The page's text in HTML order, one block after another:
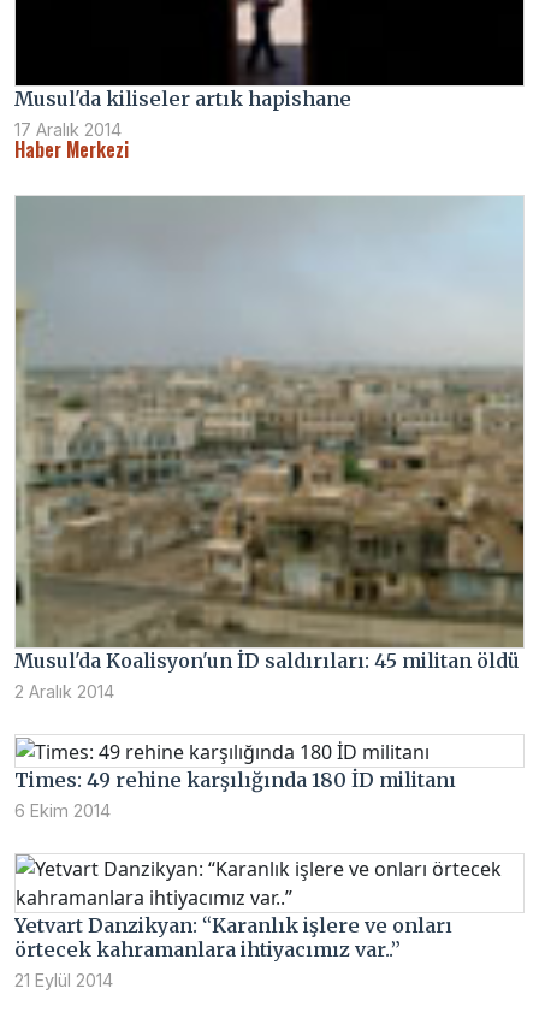
Musul'da kiliseler artık hapishane
17 Aralık 2014
Haber Merkezi
Musul'da Koalisyon'un İD saldırıları: 45 militan öldü
2 Aralık 2014
Times: 49 rehine karşılığında 180 İD militanı
6 Ekim 2014
Yetvart Danzikyan: “Karanlık işlere ve onları
örtecek kahramanlara ihtiyacımız var..”
21 Eylül 2014